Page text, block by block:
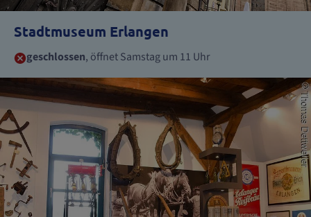
Stadtmuseum Erlangen
geschlossen, öffnet Samstag um 11 Uhr